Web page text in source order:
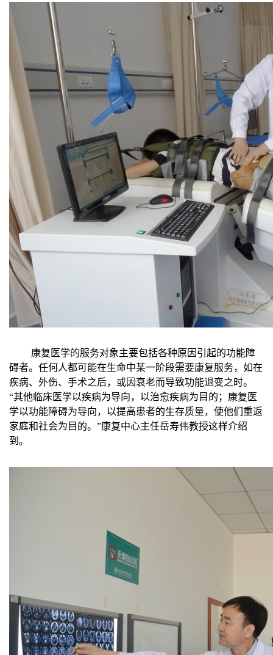
康复医学的服务对象主要包括各种原因引起的功能障
碍者。任何人都可能在生命中某一阶段需要康复服务，如在
疾病、外伤、手术之后，或因衰老而导致功能退变之时。
“其他临床医学以疾病为导向，以治愈疾病为目的；康复医
学以功能障碍为导向，以提高患者的生存质量，使他们重返
家庭和社会为目的。”康复中心主任岳寿伟教授这样介绍
到。